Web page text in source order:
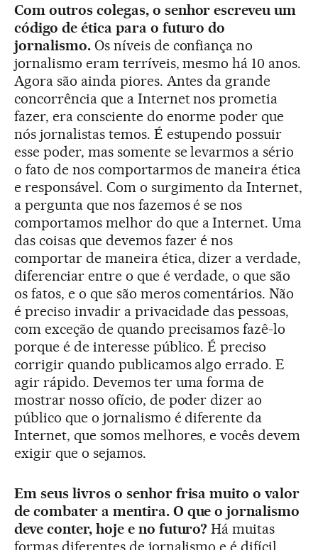
Com outros colegas, o senhor escreveu um
código de ética para o futuro do
jornalismo.Os níveis de confiança no
jornalismo eram terríveis, mesmo há 10 anos.
Agora são ainda piores. Antes da grande
concorrência que a Internet nos prometia
fazer, era consciente do enorme poder que
nós jornalistas temos. É estupendo possuir
esse poder, mas somente se levarmos a sério
o fato de nos comportarmos de maneira ética
e responsável. Com o surgimento da Internet,
a pergunta que nos fazemos é se nos
comportamos melhor do que a Internet. Uma
das coisas que devemos fazer é nos
comportar de maneira ética, dizer a verdade,
diferenciar entre o que é verdade, o que são
os fatos, e o que são meros comentários. Não
é preciso invadir a privacidade das pessoas,
com exceção de quando precisamos fazê-lo
porque é de interesse público. É preciso
corrigir quando publicamos algo errado. E
agir rápido. Devemos ter uma forma de
mostrar nosso ofício, de poder dizer ao
público que o jornalismo é diferente da
Internet, que somos melhores, e vocês devem
exigir que o sejamos.
Em seus livros o senhor frisa muito o valor
de combater a mentira. O que o jornalismo
deve conter, hoje e no futuro? Há muitas
formas diferentes de jornalismo e é difícil